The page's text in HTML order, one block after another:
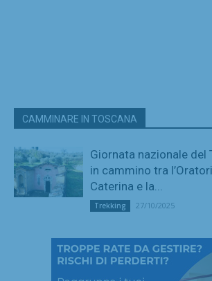
CAMMINARE IN TOSCANA
Giornata nazionale del
in cammino tra
Caterina e la...
Trekking 27/10/2025